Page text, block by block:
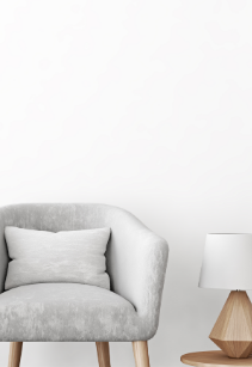
Kód:700CHMY-3-30